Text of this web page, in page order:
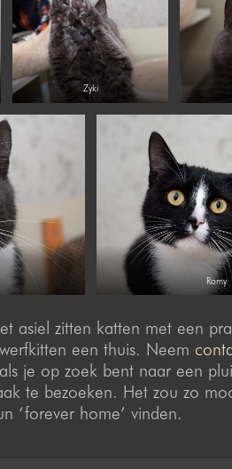
Zyki
Romy
asiel zitten katten met een
een thuis. Neem
je op zoek bent naar een
te bezoeken. Het zou zo
‘forever home’ vinden.